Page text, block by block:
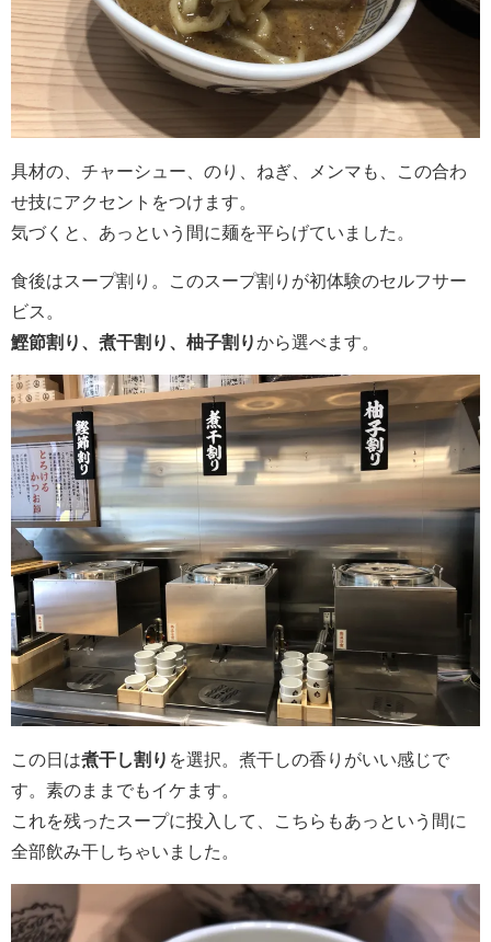
具材の、チャーシュー、のり、ねぎ、メンマも、この合わ
せ技にアクセントをつけます。
気づくと、あっという間に麺を平らげていました。
食後はスープ割り。このスープ割りが初体験のセルフサー
ビス。
鰹節割り、煮干割り、柚子割りから選べます。
この日は煮干し割り を選択。煮干しの香りがいい感じで
す。素のままでもイケます。
これを残ったスープに投入して、こちらもあっという間に
全部飲み干しちゃいました。